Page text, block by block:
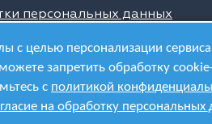
персональных данных
целью персонализации сервиса
запретить обработку
с политикой
на обработку персональных